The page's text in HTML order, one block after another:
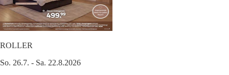
ROLLER
So. 26.7. - Sa. 22.8.2026